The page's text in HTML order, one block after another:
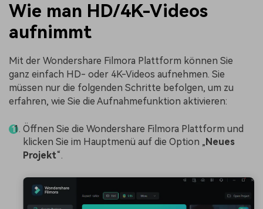
Wie man HD/4K-Videos
aufnimmt
Mit der Wondershare Filmora Plattform können Sie
ganz einfach HD- oder 4K-Videos aufnehmen. Sie
müssen nur die folgenden Schritte befolgen, um zu
erfahren, wie Sie die Aufnahmefunktion aktivieren:
Öffnen Sie die Wondershare Filmora Plattform und
klicken Sie im Hauptmenü auf die Option „Neues
Projekt“.